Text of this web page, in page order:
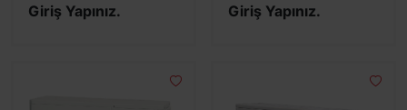
Giriş Yapınız.
Giriş Yapınız.